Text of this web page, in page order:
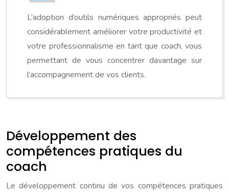
L’adoption d’outils numériques appropriés peut
considérablement améliorer votre productivité et
votre professionnalisme en tant que coach, vous
permettant de vous concentrer davantage sur
l’accompagnement de vos clients.
Développement des
compétences pratiques du
coach
Le développement continu de vos compétences pratiques